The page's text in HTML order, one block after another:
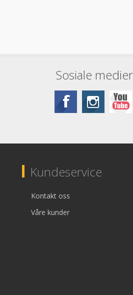
Sosiale medier
Kundeservice
Kontakt oss
Våre kunder